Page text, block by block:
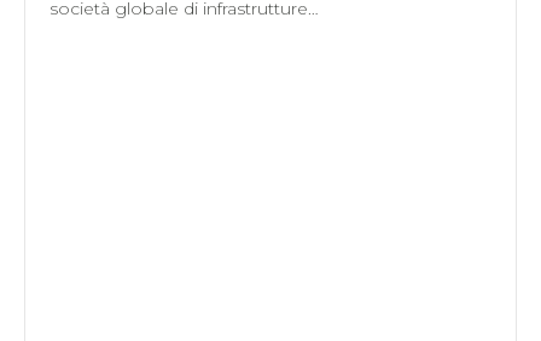
società globale di infrastrutture…